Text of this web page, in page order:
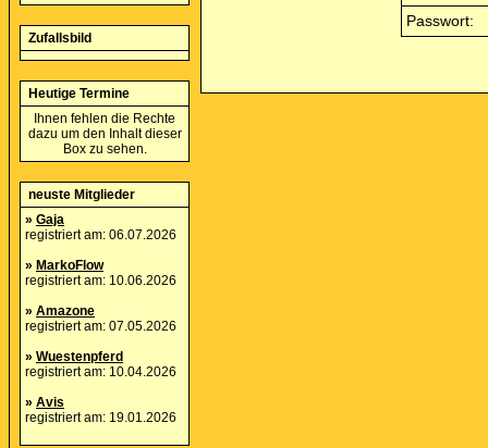
Zufallsbild
Heutige Termine
Ihnen fehlen die Rechte
dazu um den Inhalt dieser
Box zu sehen.
neuste Mitglieder
» Gaja
registriert am: 06.07.2026
» MarkoFlow
registriert am: 10.06.2026
» Amazone
registriert am: 07.05.2026
» Wuestenpferd
registriert am: 10.04.2026
» Avis
registriert am: 19.01.2026
Passwort: